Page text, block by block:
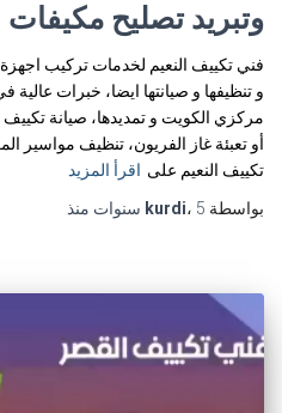
وتبريد تصليح مكيفات
فني تكييف النعيم لخدمات تركيب
و تنظيفها و صيانتها ايضا، خبرات
مركزي الكويت و تمديدها، صيانة
أو تعبئة غاز الفريون، تنظيف مواسير
تكييف النعيم على اقرأ المزيد
بواسطة
kurdi، 5 سنوات منذ